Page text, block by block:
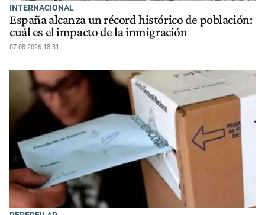
INTERNACIONAL
España alcanza un récord histórico de población:
cuál es el impacto de la inmigración
07-08-2026 18:31